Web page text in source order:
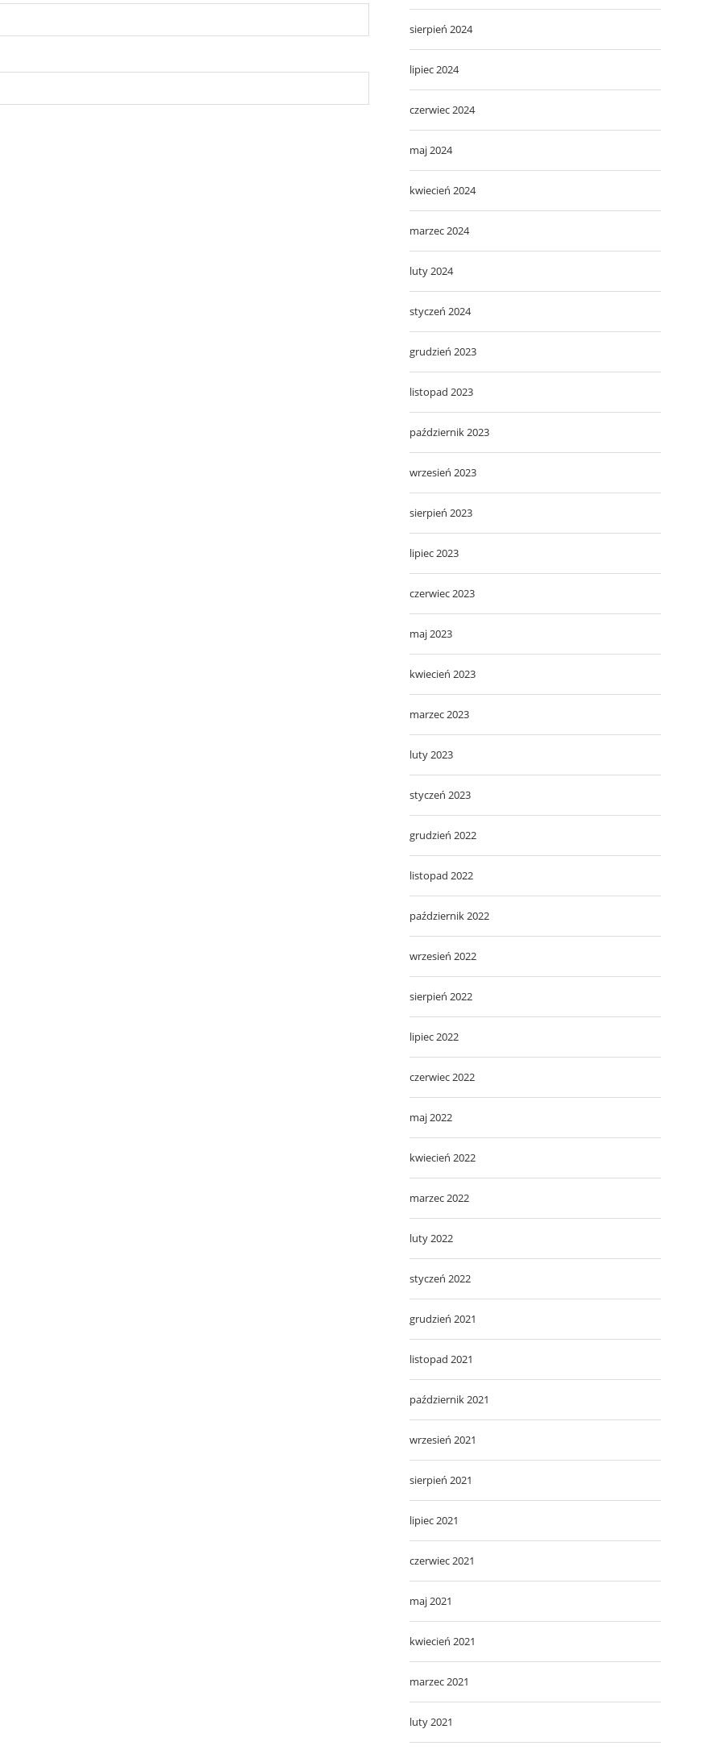
sierpień 2024
lipiec 2024
czerwiec 2024
maj 2024
kwiecień 2024
marzec 2024
luty 2024
styczeń 2024
grudzień 2023
listopad 2023
październik 2023
wrzesień 2023
sierpień 2023
lipiec 2023
czerwiec 2023
maj 2023
kwiecień 2023
marzec 2023
luty 2023
styczeń 2023
grudzień 2022
listopad 2022
październik 2022
wrzesień 2022
sierpień 2022
lipiec 2022
czerwiec 2022
maj 2022
kwiecień 2022
marzec 2022
luty 2022
styczeń 2022
grudzień 2021
listopad 2021
październik 2021
wrzesień 2021
sierpień 2021
lipiec 2021
czerwiec 2021
maj 2021
kwiecień 2021
marzec 2021
luty 2021